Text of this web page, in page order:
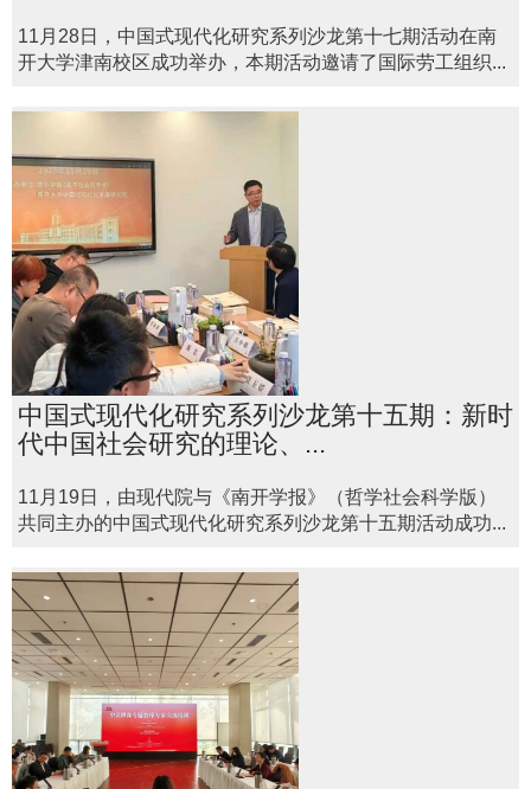
11月28日，中国式现代化研究系列沙龙第十七期活动在南
开大学津南校区成功举办，本期活动邀请了国际劳工组织...
中国式现代化研究系列沙龙第十五期：新时
代中国社会研究的理论、...
11月19日，由现代院与《南开学报》（哲学社会科学版）
共同主办的中国式现代化研究系列沙龙第十五期活动成功...